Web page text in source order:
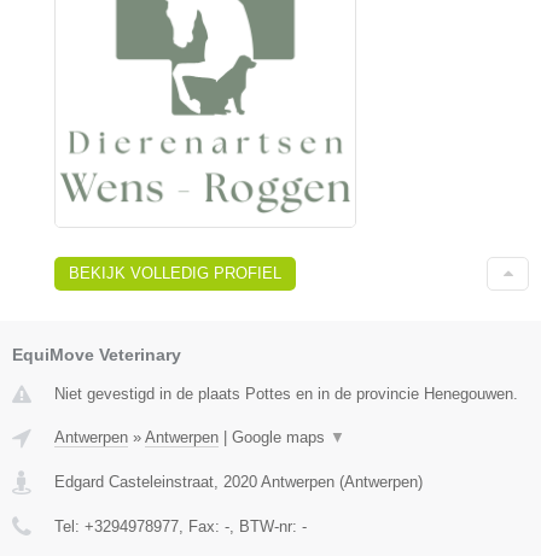
BEKIJK VOLLEDIG PROFIEL
EquiMove Veterinary
Niet gevestigd in de plaats Pottes en in de provincie Henegouwen.
Antwerpen » Antwerpen | Google maps ▼
Edgard Casteleinstraat 2020 Antwerpen (Antwerpen)
Tel: +3294978977 , Fax: - , BTW-nr: -